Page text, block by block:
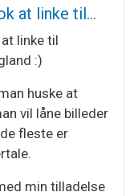
at linke til…
linke til
:)
huske at
vil låne billeder
fleste er
min tilladelse